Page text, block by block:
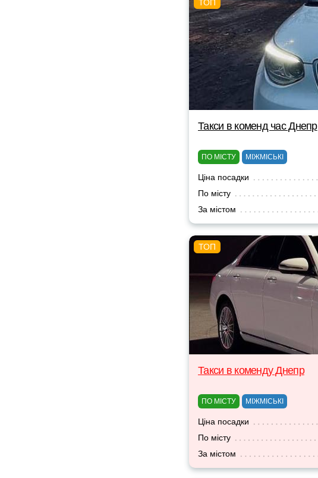
Такси в коменд час Днепр
ПО МІСТУ МІЖМІСЬКІ
Ціна посадки
По місту
За містом
Такси в коменду Днепр
ПО МІСТУ МІЖМІСЬКІ
Ціна посадки
По місту
За містом